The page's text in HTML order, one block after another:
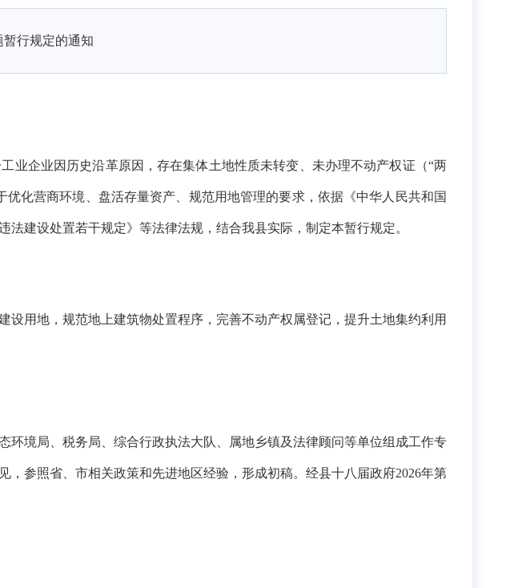
行规定的通知
业企业因历史沿革原因，存在集体土地性质未转变、未办理不动产权证（“两
化营商环境、盘活存量资产、规范用地管理的要求，依据《中华人民共和国
建设处置若干规定》等法律法规，结合我县实际，制定本暂行规定。
用地，规范地上建筑物处置程序，完善不动产权属登记，提升土地集约利用
境局、税务局、综合行政执法大队、属地乡镇及法律顾问等单位组成工作专
参照省、市相关政策和先进地区经验，形成初稿。经县十八届政府2026年第